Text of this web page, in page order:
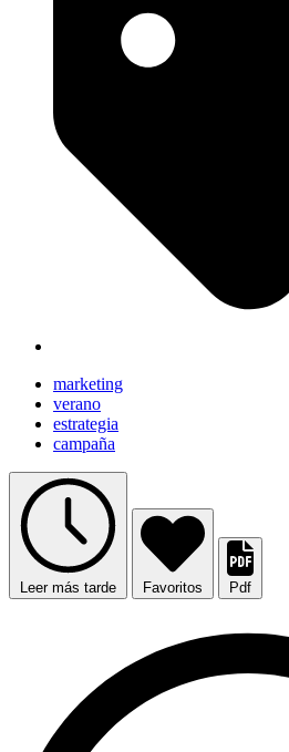
marketing
verano
estrategia
campaña
Leer más tarde Favoritos Pdf